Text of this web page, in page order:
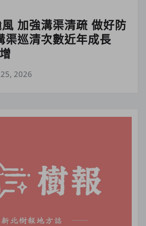
加強溝渠清疏 做好防
渠巡清次數近年成長
2026